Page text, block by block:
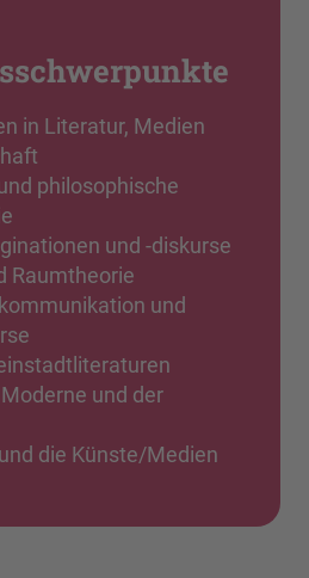
in Literatur, Medien
philosophische
und -diskurse
Raumtheorie
und
und der
die Künste/Medien